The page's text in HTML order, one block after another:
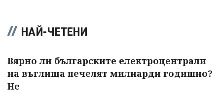
НАЙ-ЧЕТЕНИ
Вярно ли българските електроцентрали
на въглища печелят милиарди годишно?
Не